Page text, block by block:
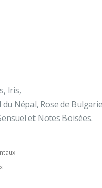
Iris,
Népal, Rose de
et Notes Boisées.